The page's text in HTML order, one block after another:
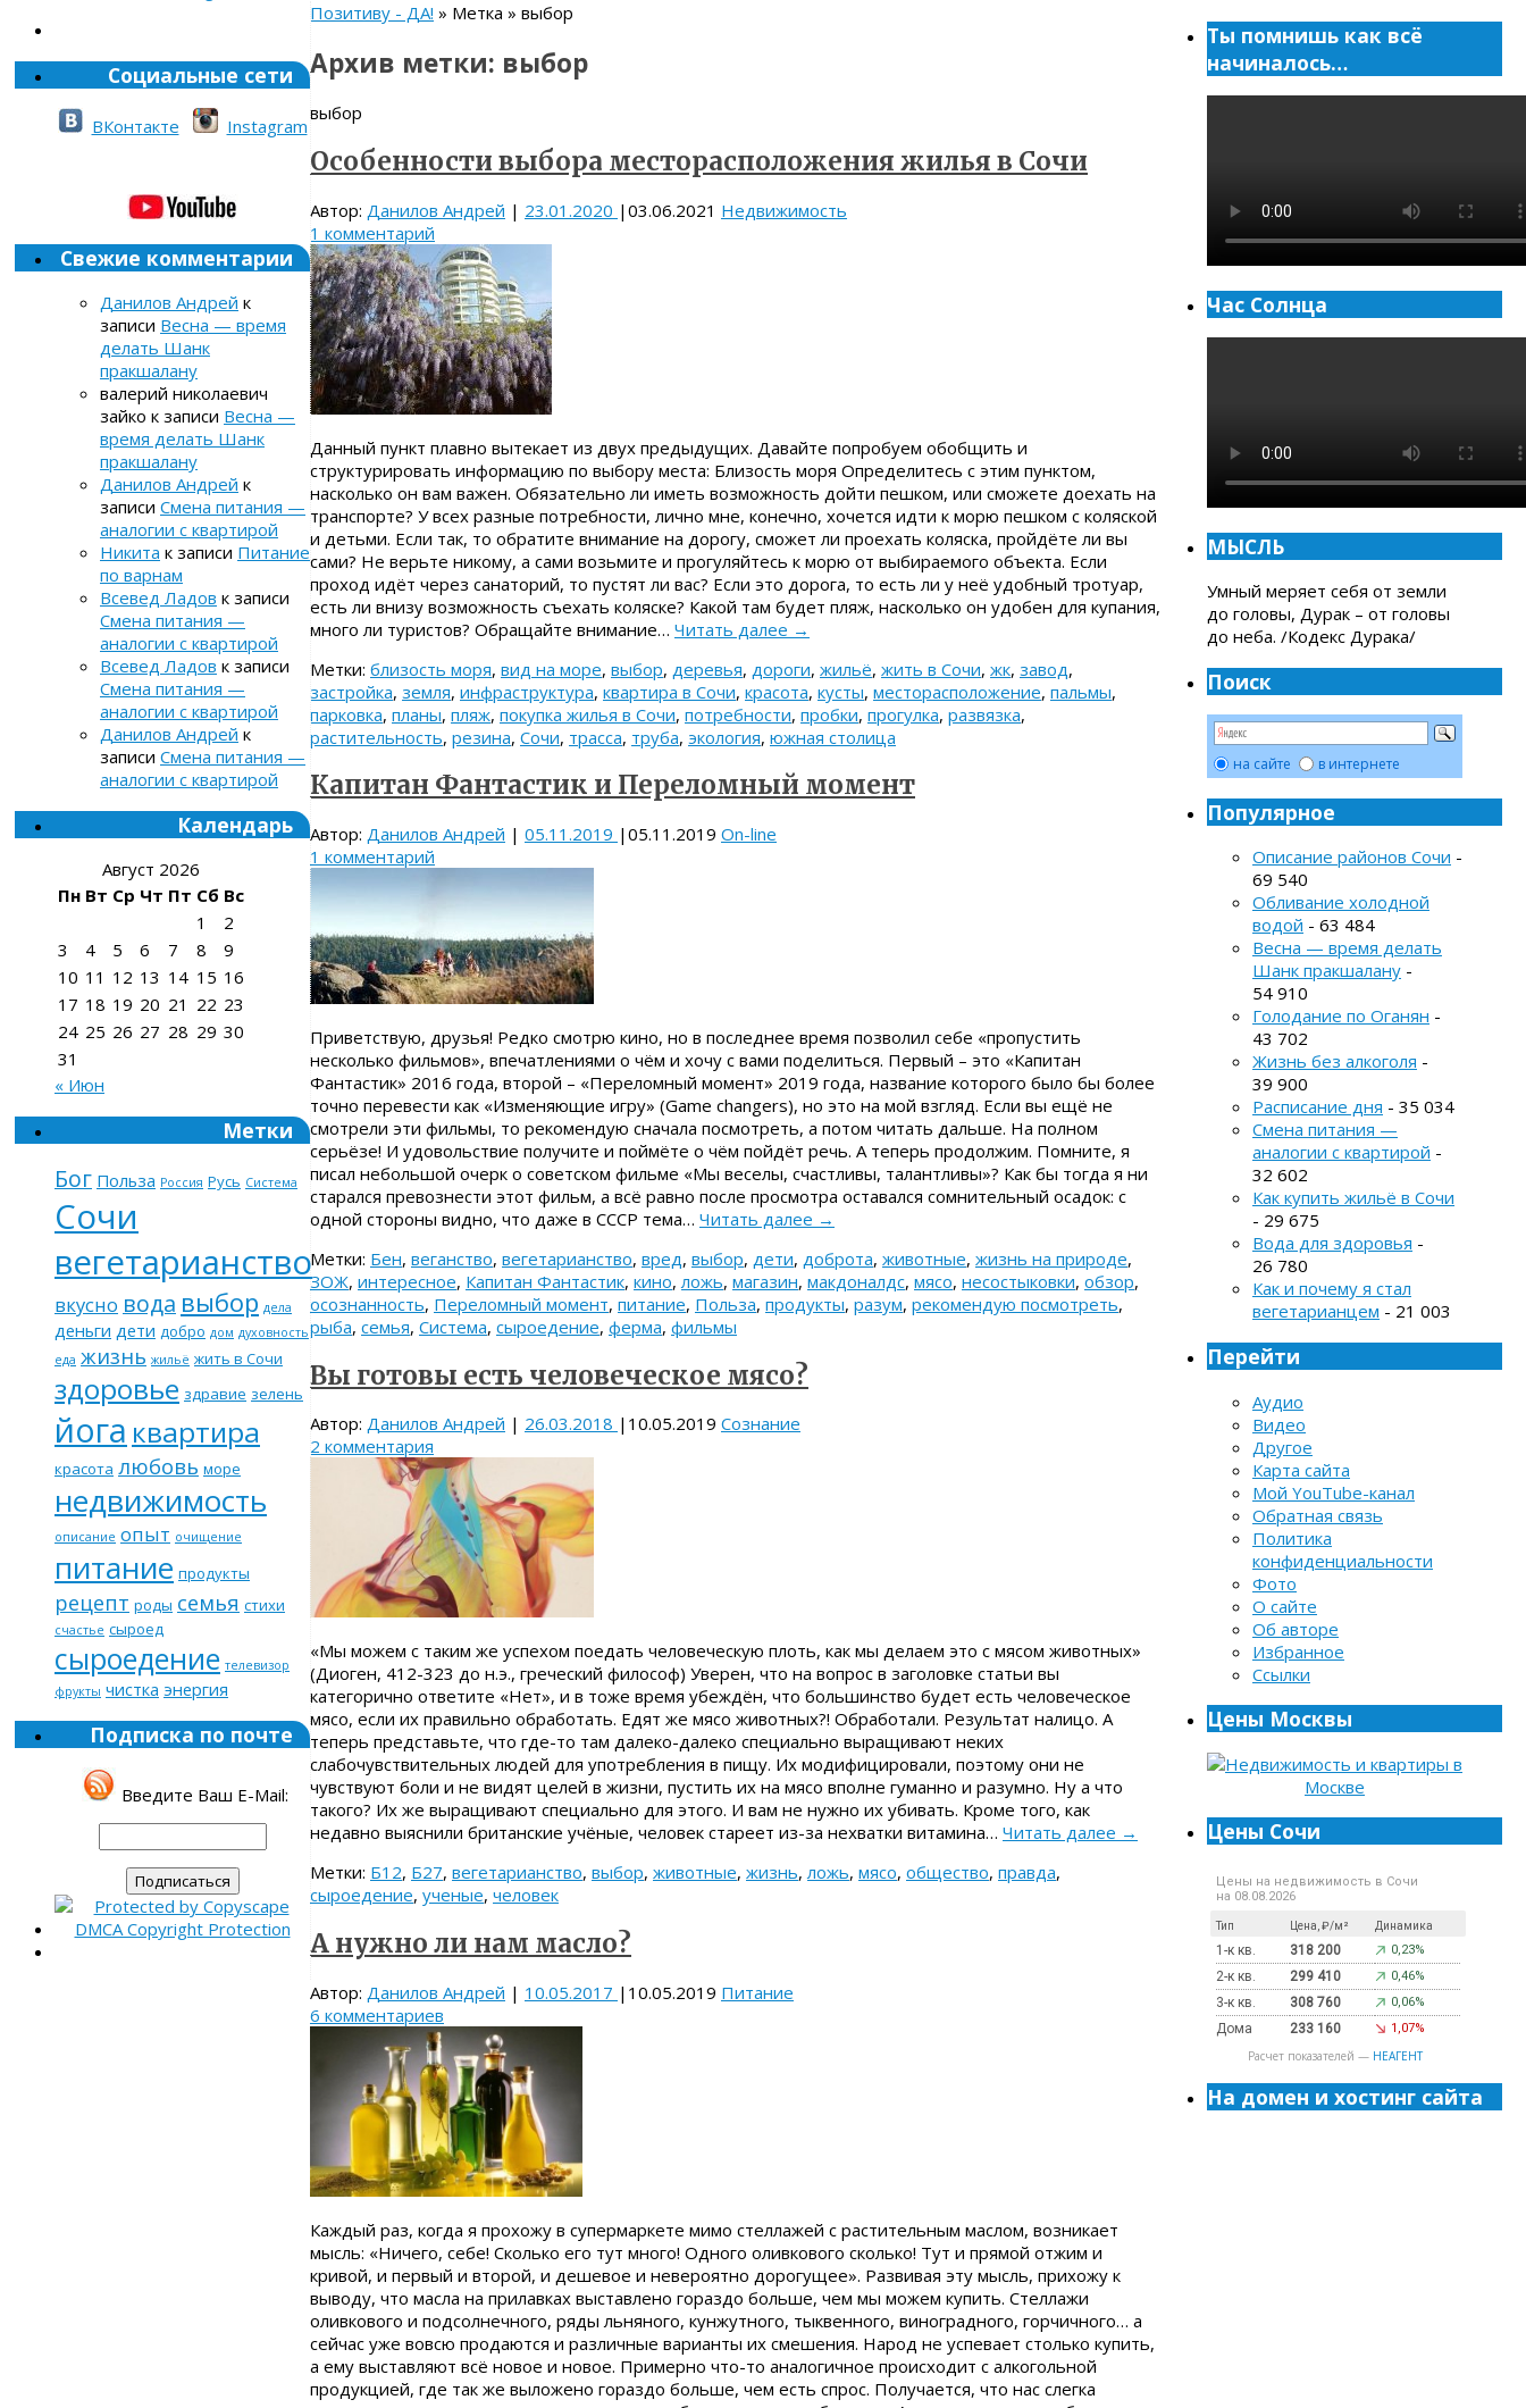
Позитиву - ДА! » Метка » выбор
Архив метки: выбор
выбор
Особенности выбора месторасположения жилья в Сочи
Автор: Данилов Андрей | 23.01.2020 | 03.06.2021 Недвижимость
1 комментарий
Данный пункт плавно вытекает из двух предыдущих. Давайте попробуем обобщить и
структурировать информацию по выбору места: Близость моря Определитесь с этим пунктом,
насколько он вам важен. Обязательно ли иметь возможность дойти пешком, или сможете доехать на
транспорте? У всех разные потребности, лично мне, конечно, хочется идти к морю пешком с коляской
и детьми. Если так, то обратите внимание на дорогу, сможет ли проехать коляска, пройдёте ли вы
сами? Не верьте никому, а сами возьмите и прогуляйтесь к морю от выбираемого объекта. Если
проход идёт через санаторий, то пустят ли вас? Если это дорога, то есть ли у неё удобный тротуар,
есть ли внизу возможность съехать коляске? Какой там будет пляж, насколько он удобен для купания,
много ли туристов? Обращайте внимание… Читать далее →
Метки: близость моря, вид на море, выбор, деревья, дороги, жильё, жить в Сочи, жк, завод,
застройка, земля, инфраструктура, квартира в Сочи, красота, кусты, месторасположение, пальмы,
парковка, планы, пляж, покупка жилья в Сочи, потребности, пробки, прогулка, развязка,
растительность, резина, Сочи, трасса, труба, экология, южная столица
Капитан Фантастик и Переломный момент
Автор: Данилов Андрей | 05.11.2019 | 05.11.2019 On-line
1 комментарий
Приветствую, друзья! Редко смотрю кино, но в последнее время позволил себе «пропустить
несколько фильмов», впечатлениями о чём и хочу с вами поделиться. Первый – это «Капитан
Фантастик» 2016 года, второй – «Переломный момент» 2019 года, название которого было бы более
точно перевести как «Изменяющие игру» (Game changers), но это на мой взгляд. Если вы ещё не
смотрели эти фильмы, то рекомендую сначала посмотреть, а потом читать дальше. На полном
серьёзе! И удовольствие получите и поймёте о чём пойдёт речь. А теперь продолжим. Помните, я
писал небольшой очерк о советском фильме «Мы веселы, счастливы, талантливы»? Как бы тогда я ни
старался превознести этот фильм, а всё равно после просмотра оставался сомнительный осадок: с
одной стороны видно, что даже в СССР тема… Читать далее →
Метки: Бен, веганство, вегетарианство, вред, выбор, дети, доброта, животные, жизнь на природе,
ЗОЖ, интересное, Капитан Фантастик, кино,ложь, магазин, макдоналдс, мясо, несостыковки, обзор,
осознанность, Переломный момент, питание, Польза, продукты, разум, рекомендую посмотреть,
рыба, семья, Система, сыроедение, ферма, фильмы
Вы готовы есть человеческое мясо?
Автор: Данилов Андрей | 26.03.2018 | 10.05.2019 Сознание
2 комментария
«Мы можем с таким же успехом поедать человеческую плоть, как мы делаем это с мясом животных»
(Диоген, 412-323 до н.э., греческий философ) Уверен, что на вопрос в заголовке статьи вы
категорично ответите «Нет», и в тоже время убеждён, что большинство будет есть человеческое
мясо, если их правильно обработать. Едят же мясо животных?! Обработали. Результат налицо. А
теперь представьте, что где-то там далеко-далеко специально выращивают неких
слабочувствительных людей для употребления в пищу. Их модифицировали, поэтому они не
чувствуют боли и не видят целей в жизни, пустить их на мясо вполне гуманно и разумно. Ну а что
такого? Их же выращивают специально для этого. И вам не нужно их убивать. Кроме того, как
недавно выяснили британские учёные, человек стареет из-за нехватки витамина… Читать далее →
Метки: Б12, Б27, вегетарианство, выбор, животные, жизнь,ложь, мясо, общество, правда,
сыроедение, ученые, человек
А нужно ли нам масло?
Автор: Данилов Андрей | 10.05.2017 | 10.05.2019 Питание
6 комментариев
Каждый раз, когда я прохожу в супермаркете мимо стеллажей с растительным маслом, возникает
мысль: «Ничего, себе! Сколько его тут много! Одного оливкового сколько! Тут и прямой отжим и
кривой, и первый и второй, и дешевое и невероятно дорогущее». Развивая эту мысль, прихожу к
выводу, что масла на прилавках выставлено гораздо больше, чем мы можем купить. Стеллажи
оливкового и подсолнечного, ряды льняного, кунжутного, тыквенного, виноградного, горчичного… а
сейчас уже вовсю продаются и различные варианты их смешения. Народ не успевает столько купить,
а ему выставляют всё новое и новое. Примерно что-то аналогичное происходит с алкогольной
продукцией, где так же выложено гораздо больше, чем есть спрос. Получается, что нас слегка
Социальные сети
ВКонтакте Instagram
Свежие комментарии
Данилов Андрей к
записи Весна — время
делать Шанк
пракшалану
валерий николаевич
зайко к записи Весна —
время делать Шанк
пракшалану
Данилов Андрей к
записи Смена питания —
аналогии с квартирой
Никита к записи Питание
по варнам
Всевед Ладов к записи
Смена питания —
аналогии с квартирой
Всевед Ладов к записи
Смена питания —
аналогии с квартирой
Данилов Андрей к
записи Смена питания —
аналогии с квартирой
Календарь
Август 2026
Пн Вт Ср Чт Пт Сб Вс
1
2
3
4 5 6 7 8
9
10 11 12 13 14 15 16
17 18 19 20 21 22 23
24 25 26 27 28 29 30
31
« Июн
Метки
Бог Польза Россия Русь Система
Сочи
вегетарианство
вкусно вода выбор дела
деньги дети добро дом духовность
еда жизнь жильё жить в Сочи
здоровье здравие зелень
йога квартира
красота любовь море
недвижимость
описание опыт очищение
питание продукты
рецепт роды семья стихи
счастье сыроед
сыроедение телевизор
фрукты чистка энергия
Подписка по почте
Введите Ваш E-Mail:
Ты помнишь как всё
начиналось…
Час Солнца
МЫСЛЬ
Умный меряет себя от земли
до головы, Дурак – от головы
до неба. /Кодекс Дурака/
Поиск
на сайте в интернете
Популярное
Описание районов Сочи -
69 540
Обливание холодной
водой - 63 484
Весна — время делать
Шанк пракшалану -
54 910
Голодание по Оганян -
43 702
Жизнь без алкоголя -
39 900
Расписание дня - 35 034
Смена питания —
аналогии с квартирой -
32 602
Как купить жильё в Сочи
- 29 675
Вода для здоровья -
26 780
Как и почему я стал
вегетарианцем - 21 003
Перейти
Аудио
Видео
Другое
Карта сайта
Мой YouTube-канал
Обратная связь
Политика
конфиденциальности
Фото
О сайте
Об авторе
Избранное
Ссылки
Цены Москвы
Цены Сочи
Цены на недвижимость в Сочи
на 08.08.2026
Тип Цена, ₽/м² Динамика
1-к кв. 318 200 0,23%
2-к кв. 299 410 0,46%
3-к кв. 308 760 0,06%
Дома 233 160 1,07%
Расчет показателей — НЕАГЕНТ
На домен и хостинг сайта